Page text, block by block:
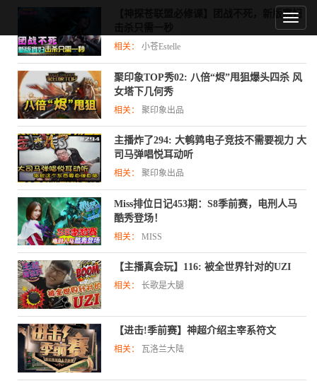
【神探苍联盟必修课】团战不死，新版寡妇
相关： 小苍Estelle
聚印象TOP秀02: 八倍“烬”甩狙爆头四杀 风
女塔下几何秀
相关： 聚印象出品
主播炸了294: 大鹌鹑电子竞技不需要视力 大
司马弹唱悦耳动听
相关： 聚印象出品
Miss排位日记453期：S8季前赛，电刑人马
酷秀登场！
相关： MISS
【主播真会玩】116: 被全世界针对的UZI
相关： 长歌是大腿
【进击!季前赛】神超介绍主宰系符文
相关： 瓦洛兰大陆